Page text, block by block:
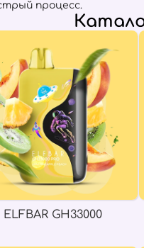
процесс.
ELFBAR GH33000